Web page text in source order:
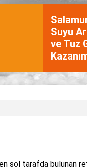
Suyu
ve Tuz
sol tarafda bulunan